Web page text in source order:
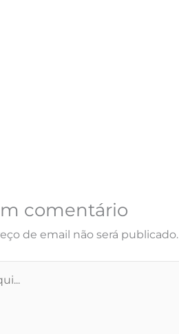
comentário
de email não será publicado.